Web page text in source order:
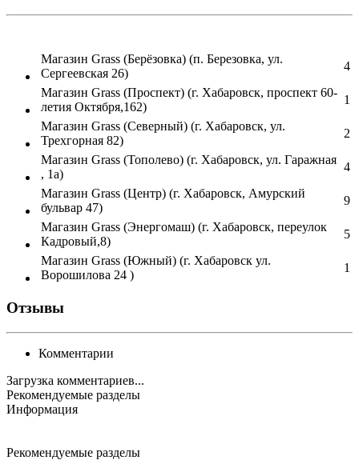
Магазин Grass (Берёзовка) (п. Березовка, ул.
Сергеевская 26)
4
Магазин Grass (Проспект) (г. Хабаровск, проспект 60-
летия Октября,162)
1
Магазин Grass (Северный) (г. Хабаровск, ул.
Трехгорная 82)
2
Магазин Grass (Тополево) (г. Хабаровск, ул. Гаражная
, 1а)
4
Магазин Grass (Центр) (г. Хабаровск, Амурский
бульвар 47)
9
Магазин Grass (Энергомаш) (г. Хабаровск, переулок
Кадровый,8)
5
Магазин Grass (Южный) (г. Хабаровск ул.
Ворошилова 24 )
1
Отзывы
Комментарии
Загрузка комментариев...
Рекомендуемые разделы
Информация
Рекомендуемые разделы